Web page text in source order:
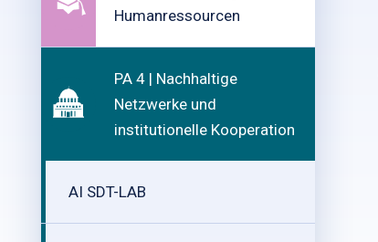
Humanressourcen
PA 4 | Nachhaltige
Netzwerke und
institutionelle Kooperation
AI SDT-LAB